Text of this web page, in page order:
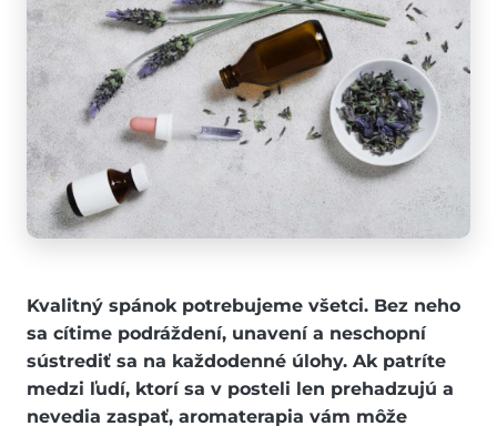
Kvalitný spánok potrebujeme všetci. Bez neho
sa cítime podráždení, unavení a neschopní
sústrediť sa na každodenné úlohy. Ak patríte
medzi ľudí, ktorí sa v posteli len prehadzujú a
nevedia zaspať, aromaterapia vám môže